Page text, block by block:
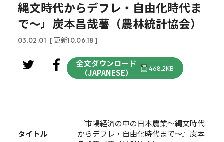
縄文時代からデフレ・自由化時代ま
で～』炭本昌哉薯（農林統計協会）
03.02.01 [ 更新10.06.18 ]
全文ダウンロード
（JAPANESE）
468.2KB
タイトル
『市場経済の中の日本農業～縄文時代
からデフレ・自由化時代まで～』炭本